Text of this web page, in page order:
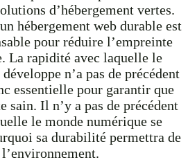
d’hébergement vertes.
hébergement web durable est
pour réduire l’empreinte
La rapidité avec laquelle le
n’a pas de précédent
essentielle pour garantir que
sain. Il n’y a pas de précédent
le monde numérique se
sa durabilité permettra de